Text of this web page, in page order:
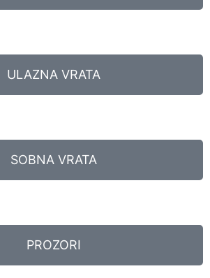
ULAZNA VRATA
SOBNA VRATA
PROZORI